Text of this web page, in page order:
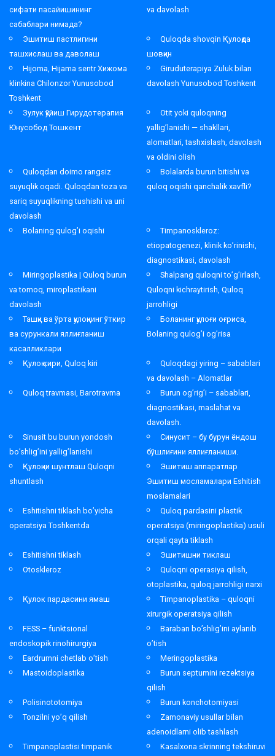
сифати пасайишининг
сабаблари нимада?
va davolash
Эшитиш пастлигини
ташхислаш ва даволаш
Quloqda shovqin Қулоқда
шовқин
Hijoma, Hijama sentr Хижома
klinkina Chilonzor Yunusobod
Toshkent
Giruduterapiya Zuluk bilan
davolash Yunusobod Toshkent
Зулук қўйиш Гирудотерапия
Юнусобод Тошкент
Otit yoki quloqning
yallig’lanishi — shakllari,
alomatlari, tashxislash, davolash
va oldini olish
Quloqdan doimo rangsiz
suyuqlik oqadi. Quloqdan toza va
sariq suyuqlikning tushishi va uni
davolash
Bolalarda burun bitishi va
quloq oqishi qanchalik xavfli?
Bolaning qulog’i oqishi
Timpanoskleroz:
etiopatogenezi, klinik ko’rinishi,
diagnostikasi, davolash
Miringoplastika | Quloq burun
va tomoq, miroplastikani
davolash
Shalpang quloqni to’g’irlash,
Quloqni kichraytirish, Quloq
jarrohligi
Ташқи ва ўрта қулоқнинг ўткир
ва сурункали яллиғланиш
касалликлари
Боланинг қулоғи оғриса,
Bolaning qulog’i og’risa
Қулоқ кири, Quloq kiri
Quloqdagi yiring – sabablari
va davolash – Alomatlar
Quloq travmasi, Barotravma
Burun og’rig’i – sabablari,
diagnostikasi, maslahat va
davolash.
Sinusit bu burun yondosh
bo’shlig’ini yallig’lanishi
Синусит – бу бурун ёндош
бўшлиғини яллиғланиши.
Қулоқни шунтлаш Quloqni
shuntlash
Эшитиш аппаратлар
Эшитиш мосламалари Eshitish
moslamalari
Eshitishni tiklash bo’yicha
operatsiya Toshkentda
Quloq pardasini plastik
operatsiya (miringoplastika) usuli
orqali qayta tiklash
Eshitishni tiklash
Эшитишни тиклаш
Otoskleroz
Quloqni operasiya qilish,
otoplastika, quloq jarrohligi narxi
Қулок пардасини ямаш
Timpanoplastika – quloqni
xirurgik operatsiya qilish
FESS – funktsional
endoskopik rinohirurgiya
Baraban bo’shlig’ini aylanib
o’tish
Eardrumni chetlab o’tish
Meringoplastika
Mastoidoplastika
Burun septumini rezektsiya
qilish
Polisinototomiya
Burun konchotomiyasi
Tonzilni yo’q qilish
Zamonaviy usullar bilan
adenoidlarni olib tashlash
Timpanoplastisi timpanik
Kasalxona skrinning tekshiruvi